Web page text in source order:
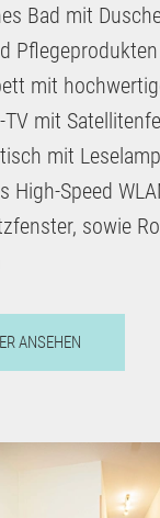
Bad mit
Pflegeprodukten
mit
mit
mit
High-Speed
sowie
ANSEHEN